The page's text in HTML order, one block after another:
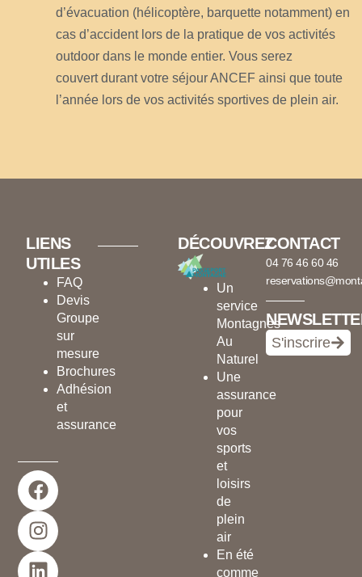
d’évacuation (hélicoptère, barquette notamment) en
cas d’accident lors de la pratique de vos activités
outdoor dans le monde entier. Vous serez
couvert durant votre séjour ANCEF ainsi que toute
l’année lors de vos activités sportives de plein air.
LIENS
UTILES
FAQ
Devis
Groupe
sur
mesure
Brochures
Adhésion
et
assurance
F
a
c
e
b
I
n
s
t
a
L
i
n
k
e
DÉCOUVREZ
Un
service
Montagnes
Au
Naturel
Une
assurance
pour
vos
sports
et
loisirs
de
plein
air
En été
comme
CONTACT
04 76 46 60 46
S'inscrire